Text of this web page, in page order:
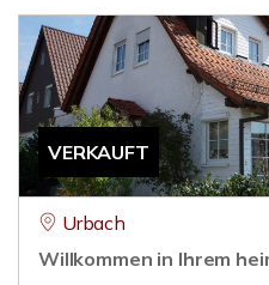
VERKAUFT
Urbach
Willkommen in Ihrem